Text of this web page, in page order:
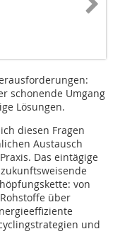
schonende Umgang
Lösungen.
diesen Fragen
Austausch
Das eintägige
von
über
und